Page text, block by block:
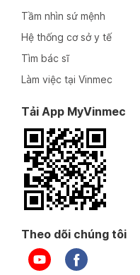
Tầm nhìn sứ mệnh
Hệ thống cơ sở y tế
Tìm bác sĩ
Làm việc tại Vinmec
Tải App MyVinmec
Theo dõi chúng tôi